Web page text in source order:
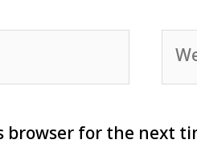
browser for the next